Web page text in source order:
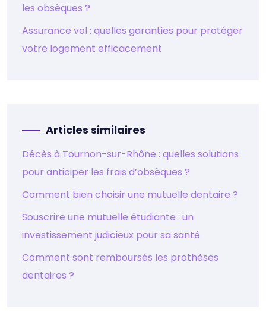
les obsèques ?
Assurance vol : quelles garanties pour protéger
votre logement efficacement
Articles similaires
Décès à Tournon-sur-Rhône : quelles solutions
pour anticiper les frais d’obsèques ?
Comment bien choisir une mutuelle dentaire ?
Souscrire une mutuelle étudiante : un
investissement judicieux pour sa santé
Comment sont remboursés les prothèses
dentaires ?